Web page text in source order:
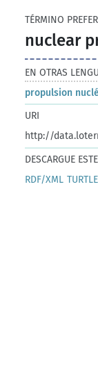
TÉRMINO
nuclear
EN OTRAS
propulsion
URI
http://
DESCARGUE
RDF/XML TURTLE